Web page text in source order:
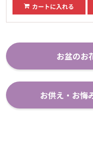
カートに入れる
お盆のお
お供え・お悔